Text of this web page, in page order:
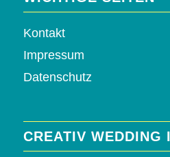
Kontakt
Impressum
Datenschutz
CREATIV WEDDING